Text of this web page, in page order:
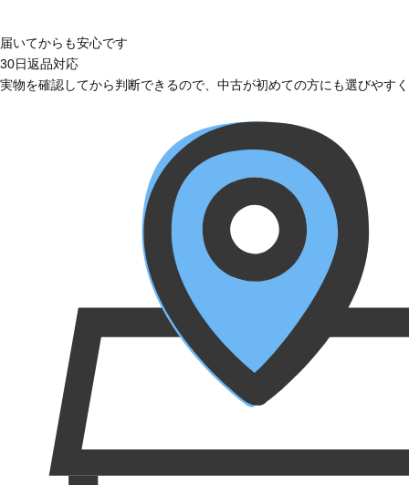
届いてからも安心です
30日返品対応
実物を確認してから判断できるので、中古が初めての方にも選びやす